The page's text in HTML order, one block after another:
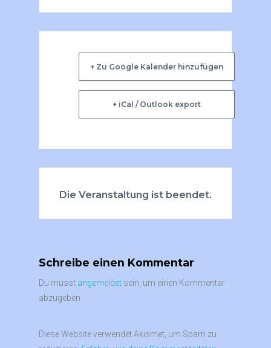
+ Zu Google Kalender hinzufügen
+ iCal / Outlook export
Die Veranstaltung ist beendet.
Schreibe einen Kommentar
Du musst angemeldet sein, um einen Kommentar
abzugeben.
Diese Website verwendet Akismet, um Spam zu